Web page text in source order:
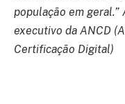
população em
executivo da ANCD
Certificação Digital)